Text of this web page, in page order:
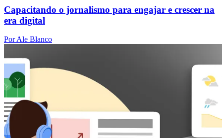
Capacitando o jornalismo para engajar e crescer na
era digital
Por Ale Blanco